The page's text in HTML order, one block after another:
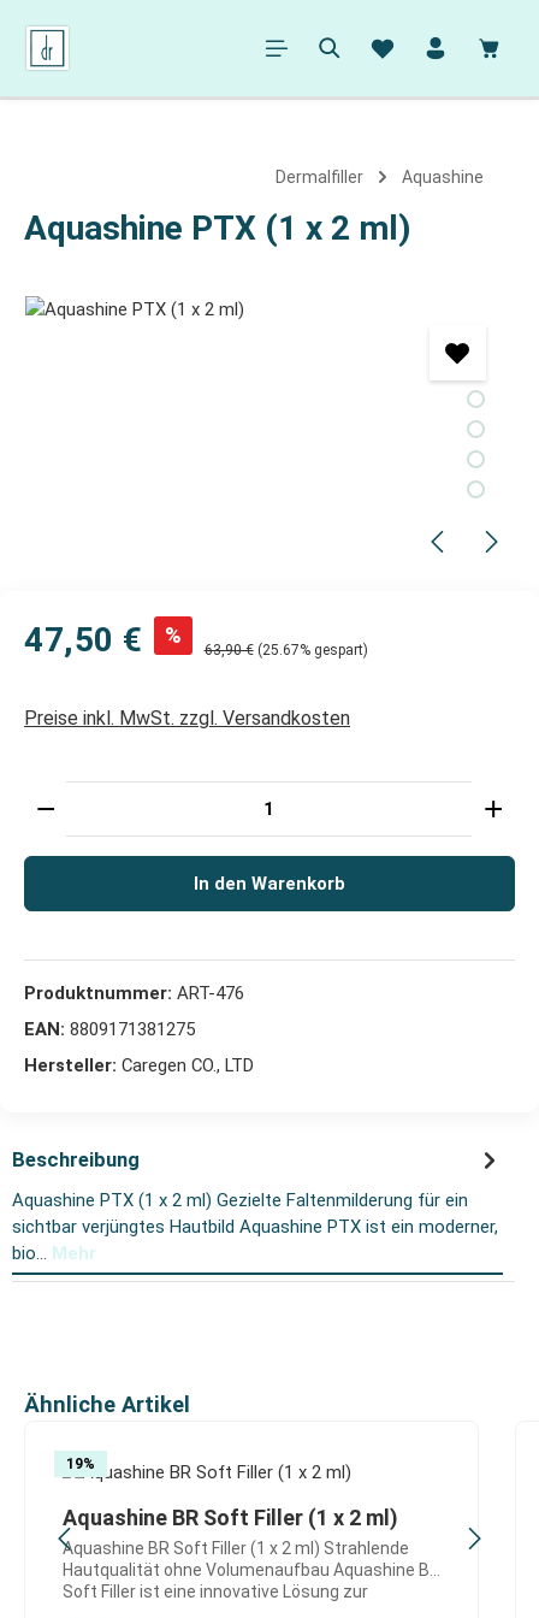
springen
Dermalfiller Aquashine
Aquashine PTX (1 x 2 ml)
Bildergalerie überspringen
47,50 € %
63,90 € (25.67% gespart)
Preise inkl. MwSt. zzgl. Versandkosten
Produkt Anzahl: Gib den gewünschten Wert ein
In den Warenkorb
Produktnummer: ART-476
EAN: 8809171381275
Hersteller: Caregen CO., LTD
Beschreibung
Aquashine PTX (1 x 2 ml) Gezielte Faltenmilderung für ein
sichtbar verjüngtes Hautbild Aquashine PTX ist ein moderner,
bio… Mehr
Produktgalerie überspringen
Ähnliche Artikel
19%
Aquashine BR Soft Filler (1 x 2 ml)
Aquashine BR Soft Filler (1 x 2 ml) Strahlende
Hautqualität ohne Volumenaufbau Aquashine BR
Soft Filler ist eine innovative Lösung zur